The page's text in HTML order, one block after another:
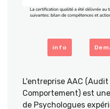
info
L'entreprise AAC
Comportement) est
de Psychologues